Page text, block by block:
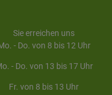
Sie erreichen uns
- Do. von 8 bis 12 Uhr
- Do. von 13 bis 17 Uhr
Fr. von 8 bis 13 Uhr